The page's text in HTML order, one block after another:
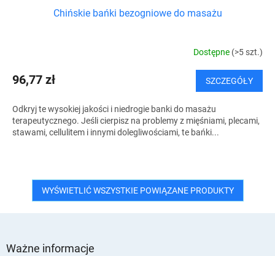
Chińskie bańki bezogniowe do masażu
Dostępne (>5 szt.)
96,77 zł SZCZEGÓŁY
Odkryj te wysokiej jakości i niedrogie banki do masażu
terapeutycznego. Jeśli cierpisz na problemy z mięśniami, plecami,
stawami, cellulitem i innymi dolegliwościami, te bańki...
WYŚWIETLIĆ WSZYSTKIE POWIĄZANE PRODUKTY
Ważne informacje